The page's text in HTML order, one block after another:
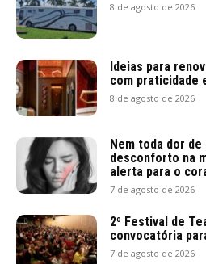
8 de agosto de 2026
Ideias para
com praticidade
8 de agosto de 2026
Nem toda dor
desconforto na
alerta para o
7 de agosto de 2026
2º Festival de
convocatória
7 de agosto de 2026